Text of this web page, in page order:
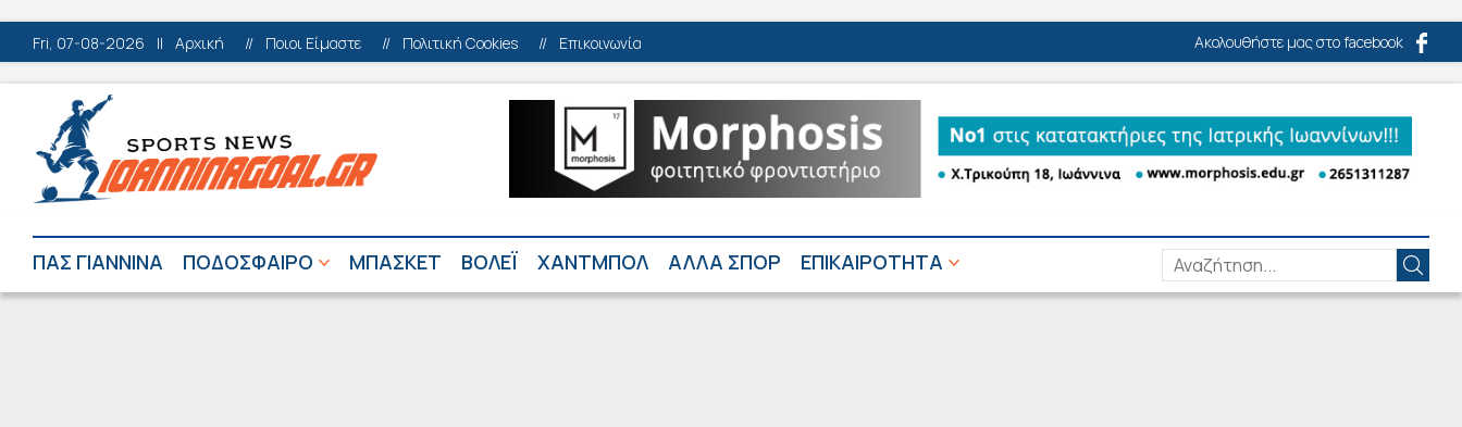
Fri, 07-08-2026 || Αρχική // Ποιοι Είμαστε // Πολιτική Cookies // Επικοινωνία Ακολουθήστε μας στο facebook
ΠΑΣ ΓΙΑΝΝΙΝΑ ΠΟΔΟΣΦΑΙΡΟ ΜΠΑΣΚΕΤ ΒΟΛΕΪ ΧΑΝΤΜΠΟΛ ΑΛΛΑ ΣΠΟΡ ΕΠΙΚΑΙΡΟΤΗΤΑ